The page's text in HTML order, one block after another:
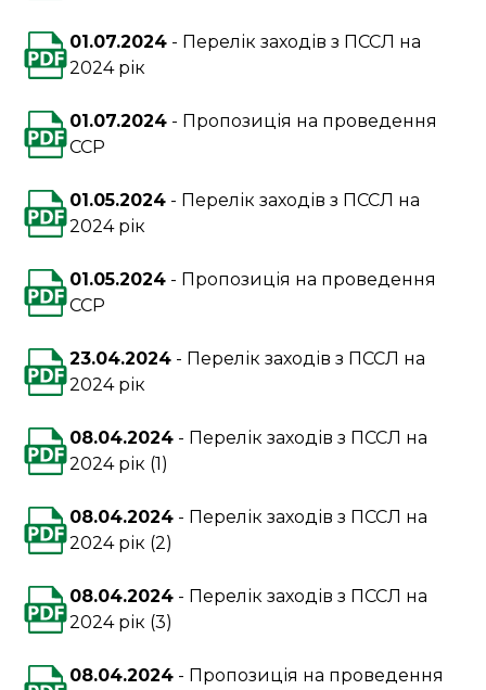
01.07.2024
Перелік заходів з ПССЛ на
2024 рік
01.07.2024
Пропозиція на проведення
ССР
01.05.2024
Перелік заходів з ПССЛ на
2024 рік
01.05.2024
Пропозиція на проведення
ССР
23.04.2024
Перелік заходів з ПССЛ на
2024 рік
08.04.2024
Перелік заходів з ПССЛ на
2024 рік (1)
08.04.2024
Перелік заходів з ПССЛ на
2024 рік (2)
08.04.2024
Перелік заходів з ПССЛ на
2024 рік (3)
08.04.2024
Пропозиція на проведення